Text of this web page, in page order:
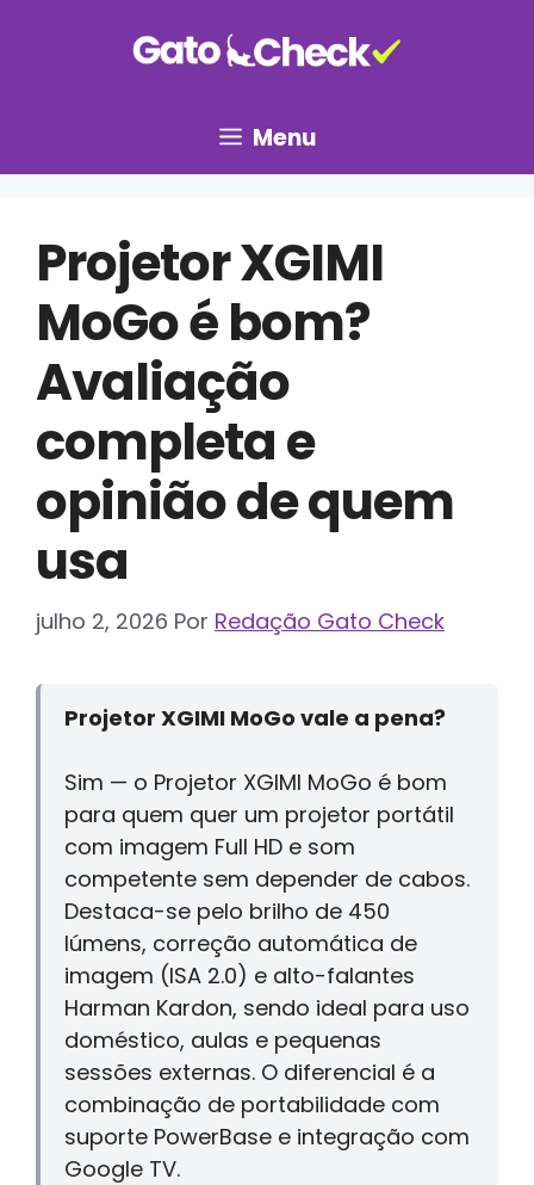
Menu
Projetor XGIMI
MoGo é bom?
Avaliação
completa e
opinião de quem
usa
julho 2, 2026 Por Redação Gato Check
Projetor XGIMI MoGo vale a pena?
Sim — o Projetor XGIMI MoGo é bom
para quem quer um projetor portátil
com imagem Full HD e som
competente sem depender de cabos.
Destaca-se pelo brilho de 450
lúmens, correção automática de
imagem (ISA 2.0) e alto-falantes
Harman Kardon, sendo ideal para uso
doméstico, aulas e pequenas
sessões externas. O diferencial é a
combinação de portabilidade com
suporte PowerBase e integração com
Google TV.